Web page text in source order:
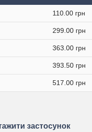
110.00 грн
299.00 грн
363.00 грн
393.50 грн
517.00 грн
застосунок